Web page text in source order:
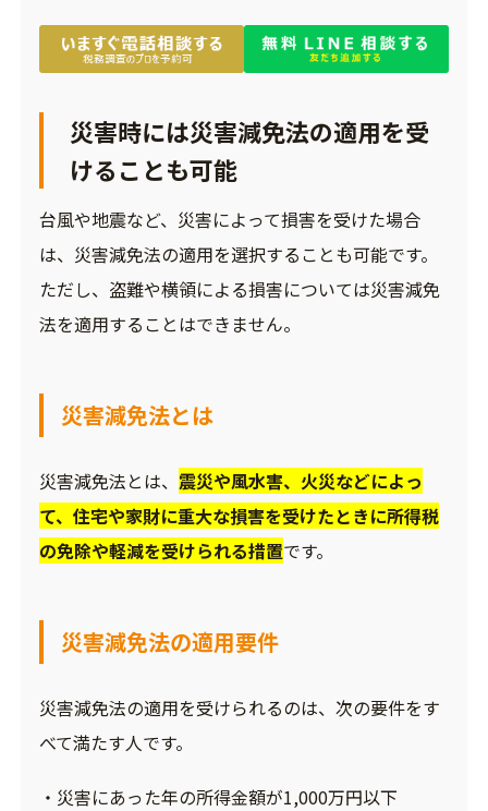
災害時には災害減免法の適用を受
けることも可能
台風や地震など、災害によって損害を受けた場合
は、災害減免法の適用を選択することも可能です。
ただし、盗難や横領による損害については災害減免
法を適用することはできません。
災害減免法とは
災害減免法とは、 震災や風水害、火災などによっ
て、住宅や家財に重大な損害を受けたときに所得税
の免除や軽減を受けられる措置です。
災害減免法の適用要件
災害減免法の適用を受けられるのは、次の要件をす
べて満たす人です。
・災害にあった年の所得金額が1,000万円以下